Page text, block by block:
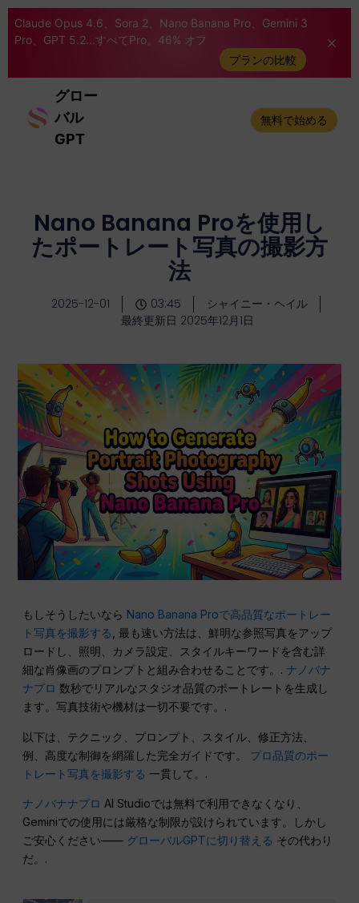
Claude Opus 4.6、Sora 2、Nano Banana Pro、Gemini 3
Pro、GPT 5.2...すべてPro。46% オフ
プランの比較
グロー
バル
GPT
無料で始める
Nano Banana Proを使用し
たポートレート写真の撮影方
法
2025-12-01 03:45
シャイニー・ヘイル
最終更新日 2025年12月1日
もしそうしたいなら Nano Banana Proで高品質なポートレー
ト写真を撮影する , 最も速い方法は、鮮明な参照写真をアップ
ロードし、照明、カメラ設定、スタイルキーワードを含む詳
細な肖像画のプロンプトと組み合わせることです。.ナノバナ
ナプロ 数秒でリアルなスタジオ品質のポートレートを生成し
ます。写真技術や機材は一切不要です。.
以下は、テクニック、プロンプト、スタイル、修正方法、
例、高度な制御を網羅した完全ガイドです。 プロ品質のポー
トレート写真を撮影する 一貫して。.
ナノバナナプロ AI Studioでは無料で利用できなくなり、
Geminiでの使用には厳格な制限が設けられています。しかし
ご安心ください—— グローバルGPTに切り替える その代わり
だ。.